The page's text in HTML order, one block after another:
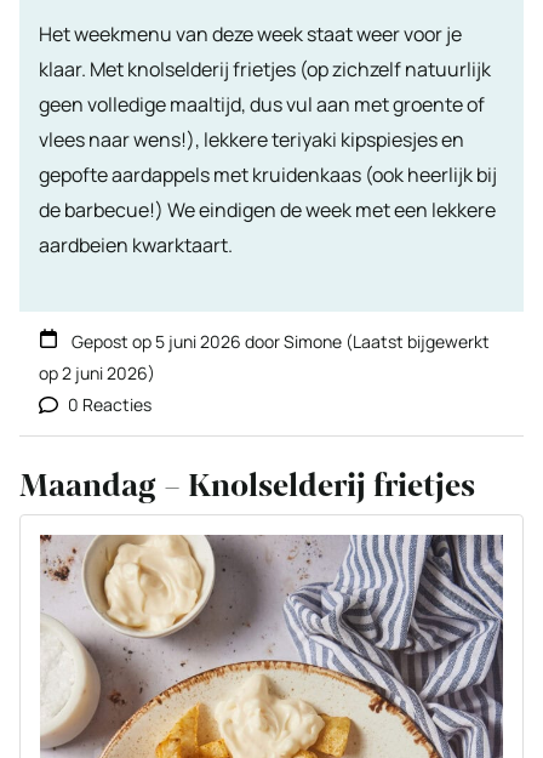
Het weekmenu van deze week staat weer voor je
klaar. Met knolselderij frietjes (op zichzelf natuurlijk
geen volledige maaltijd, dus vul aan met groente of
vlees naar wens!), lekkere teriyaki kipspiesjes en
gepofte aardappels met kruidenkaas (ook heerlijk bij
de barbecue!) We eindigen de week met een lekkere
aardbeien kwarktaart.
Gepost op 5 juni 2026 doorSimone (Laatst bijgewerkt
op2 juni 2026)
0 Reacties
Maandag – Knolselderij frietjes